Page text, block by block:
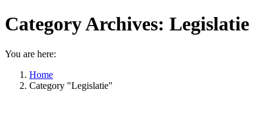
Category Archives: Legislatie
You are here:
Home
Category "Legislatie"